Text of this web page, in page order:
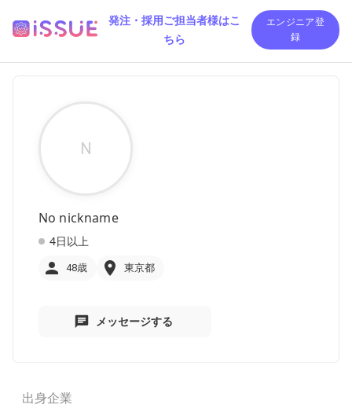
発注・採用ご担当者様はこ
ちら
エンジニア登
録
N
No nickname
4日以上
48歳 東京都
メッセージする
出身企業